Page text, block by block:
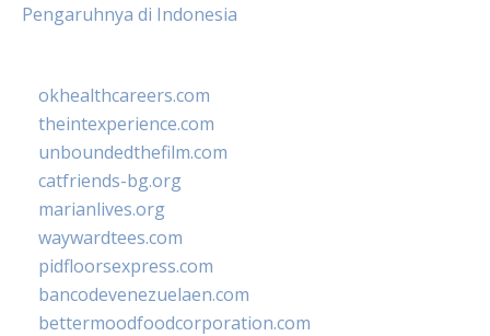
Pengaruhnya di Indonesia
okhealthcareers.com
theintexperience.com
unboundedthefilm.com
catfriends-bg.org
marianlives.org
waywardtees.com
pidfloorsexpress.com
bancodevenezuelaen.com
bettermoodfoodcorporation.com